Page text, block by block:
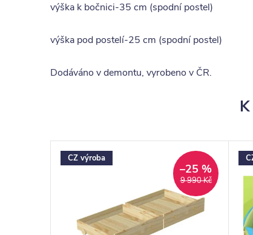
výška k bočnici-35 cm (spodní postel)
výška pod postelí-25 cm (spodní postel)
Dodáváno v demontu, vyrobeno v ČR.
CZ výroba
9 990 Kč
–25 %